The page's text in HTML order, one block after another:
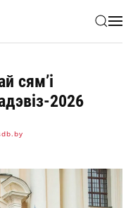
сям’і
2026